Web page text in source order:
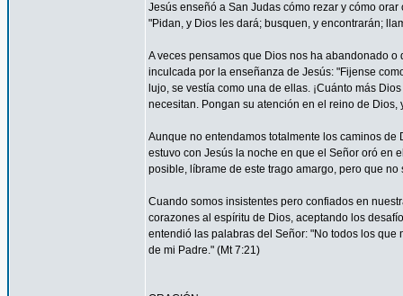
Jesús enseñó a San Judas cómo rezar y cómo
"Pidan, y Dios les dará; busquen, y encontrarán;
A veces pensamos que Dios nos ha abandonado
inculcada por la enseñanza de Jesús: "Fijense
lujo, se vestía como una de ellas. ¡Cuánto más
necesitan. Pongan su atención en el reino de
Aunque no entendamos totalmente los caminos
estuvo con Jesús la noche en que el Señor oró en
posible, líbrame de este trago amargo, pero que
Cuando somos insistentes pero confiados en
corazones al espíritu de Dios, aceptando los
entendió las palabras del Señor: "No todos los
de mi Padre." (Mt 7:21)